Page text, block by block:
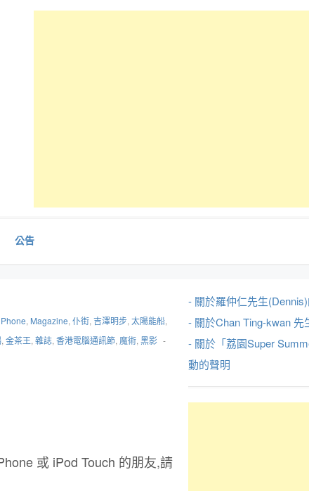
公告
, Magazine, 仆街, 吉澤明步, 太陽能船,
, 金茶王, 雜誌, 香港電腦通訊節, 魔術, 黑影 -
或 iPod Touch 的朋友,請
- 關於羅仲仁先生
- 關於Chan Ting-kwan 先
- 關於「荔園Super
動的聲明